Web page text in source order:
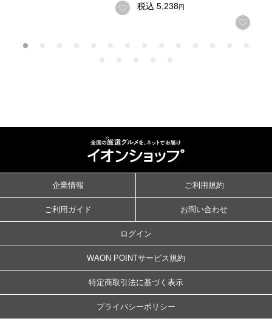
お気に入りに登録する
税込 5,238円
お気
企業情報 ご利用規約
ご利用ガイド お問い合わせ
ログイン
WAON POINTサービス規約
特定商取引法に基づく表示
プライバシーポリシー